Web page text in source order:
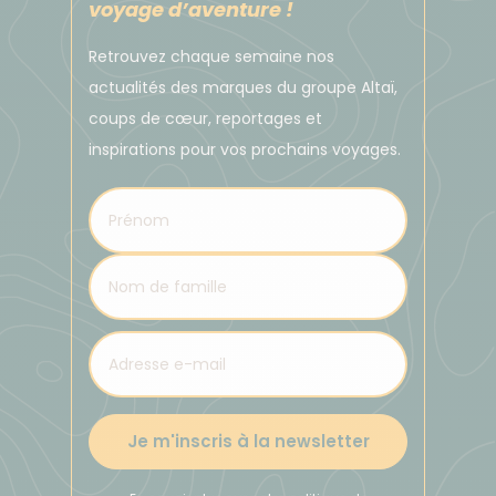
l'aéroport, à Moshi ou à Arusha. Vous pouvez
américains, conformément à nos
recommandations. Pour toutes les autres
transactions en espèces, vous devez utiliser la
monnaie locale.
Les paiements par carte de crédit sont acceptés
par les hôtels et certains grands magasins et
restaurants. Les transactions par carte seront
également facturées en shillings, ce qui peut
voyage d’aventure !
Retrouvez chaque semaine nos
actualités des marques du groupe Altaï,
coups de cœur, reportages et
inspirations pour vos prochains voyages.
Je m'inscris à la newsletter